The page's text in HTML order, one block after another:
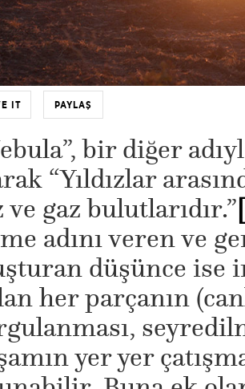
IT PAYLAŞ
bir diğer
“Yıldızlar
ve gaz bulutlarıdır.”
adını veren ve
düşünce ise
her parçanın
yer yer